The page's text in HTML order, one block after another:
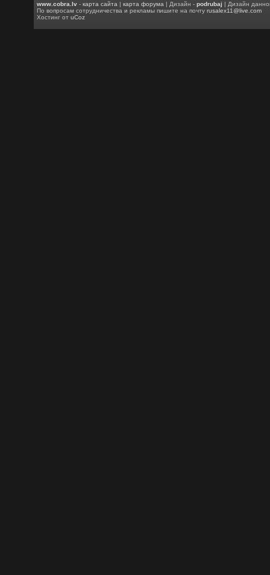
www.cobra.lv -карта сайта |карта форума | Дизайн -podrubaj | Дизайн
По вопросам сотрудничества и рекламы пишите на почтуrusalex11@live.com
Хостинг отuCoz